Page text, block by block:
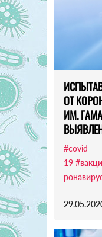
ОТ
ИМ.
#covid-
19